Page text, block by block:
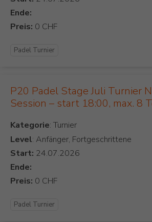
Ende:
Preis:
Padel Turnier
P20 Padel Stage Juli Turnier
Session – start 18:00, max. 8
Kategorie
Level: Anfänger, Fortgeschrittene
Start:
Ende:
Preis:
Padel Turnier